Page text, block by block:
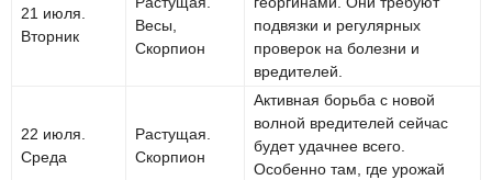
21 июля.
Вторник
Весы,
Скорпион
подвязки и регулярных
проверок на болезни и
вредителей.
22 июля.
Среда
Растущая.
Скорпион
Активная борьба с новой
волной вредителей сейчас
будет удачнее всего.
Особенно там, где урожай